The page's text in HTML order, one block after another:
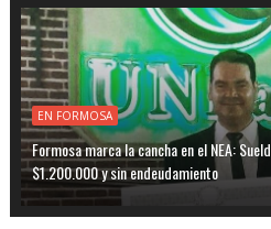
EN FORMOSA
Formosa marca la cancha en el NEA:
$1.200.000 y sin endeudamiento